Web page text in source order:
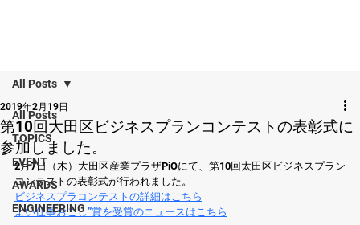
All Posts
TOPICS
EVENT
AWARDS
ENGINEERING
All Posts
第10回大田区ビジネスプランコンテストの表彰式に
参加しました。
2019年2月19日
2月7日（木）大田区産業プラザPiOにて、第10回太田区ビジネスプラン
コンテストの表彰式が行われました。
ビジネスプラコンテストの詳細はこちら
よい仕事おこし”賞を受賞のニュースはこちら